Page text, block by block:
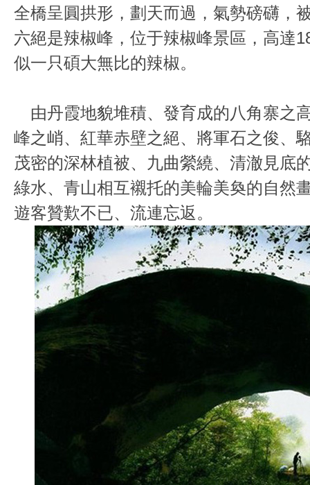
全橋呈圓拱形，劃天而過，氣勢磅礴，
六絕是辣椒峰，位于辣椒峰景區，高達
似一只碩大無比的辣椒。
由丹霞地貌堆積、發育成的八角寨之
峰之峭、紅華赤壁之絕、將軍石之俊、
茂密的深林植被、九曲縈繞、清澈見底
綠水、青山相互襯托的美輪美奐的自然
遊客贊歎不已、流連忘返。